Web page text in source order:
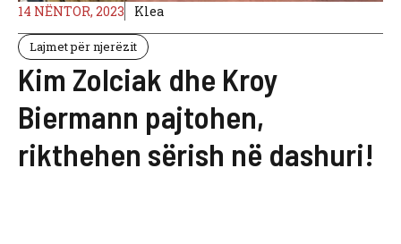
14 NËNTOR, 2023 Klea
Lajmet për njerëzit
Kim Zolciak dhe Kroy
Biermann pajtohen,
rikthehen sërish në dashuri!